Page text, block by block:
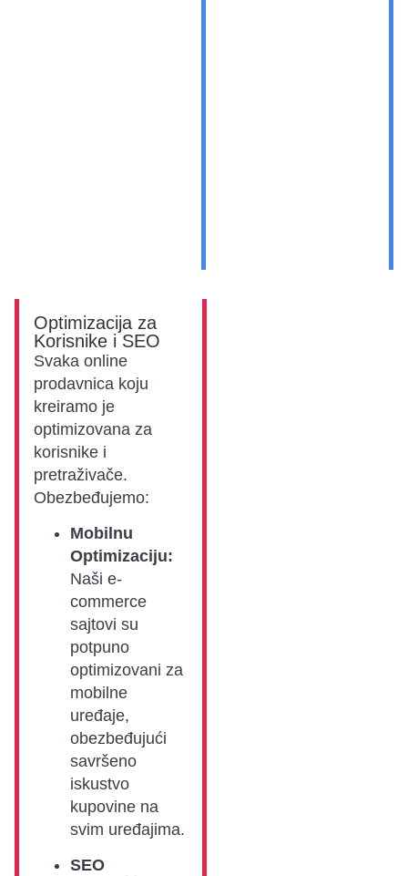
Optimizacija za
Korisnike i SEO
Svaka online
prodavnica koju
kreiramo je
optimizovana za
korisnike i
pretraživače.
Obezbeđujemo:
Mobilnu
Optimizaciju:
Naši e-
commerce
sajtovi su
potpuno
optimizovani za
mobilne
uređaje,
obezbeđujući
savršeno
iskustvo
kupovine na
svim uređajima.
SEO